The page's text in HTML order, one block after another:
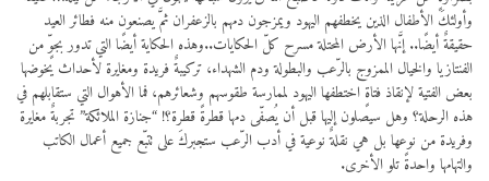
وأولئكَ الأطفال الذين يخطفهم اليهود ويمزجون دمهم بالزعفران ثمَّ يصنعون منه فطائر العيد
حقيقةٌ أيضًا.. إنَّها الأرض المحتلة مسرح كلّ الحكايات..وهذه الحكاية أيضًا التي تدور بجوٍّ من
الفنتازيا والخيال الممزوج بالرّعب والبطولة ودم الشهداء، تركيبةٌ فريدة ومغايرة لأحداث يخوضها
بعض الفتية لإنقاذ فتاةٍ اختطفها اليهود لممارسة طقوسهم وشعائرهم، فما الأهوال التي ستقابلهم في
هذه الرحلة؟ وهل سيصلون إليها قبل أن يُصفّى دمها قطرةً قطرة؟! “جنازة الملائكة” تجربةٌ مغايرة
وفريدة من نوعها بل هي نقلةٌ نوعية في أدب الرّعب ستجبركَ على تتبّع جميع أعمال الكاتب
والتهامها واحدةً تلو الأخرى.